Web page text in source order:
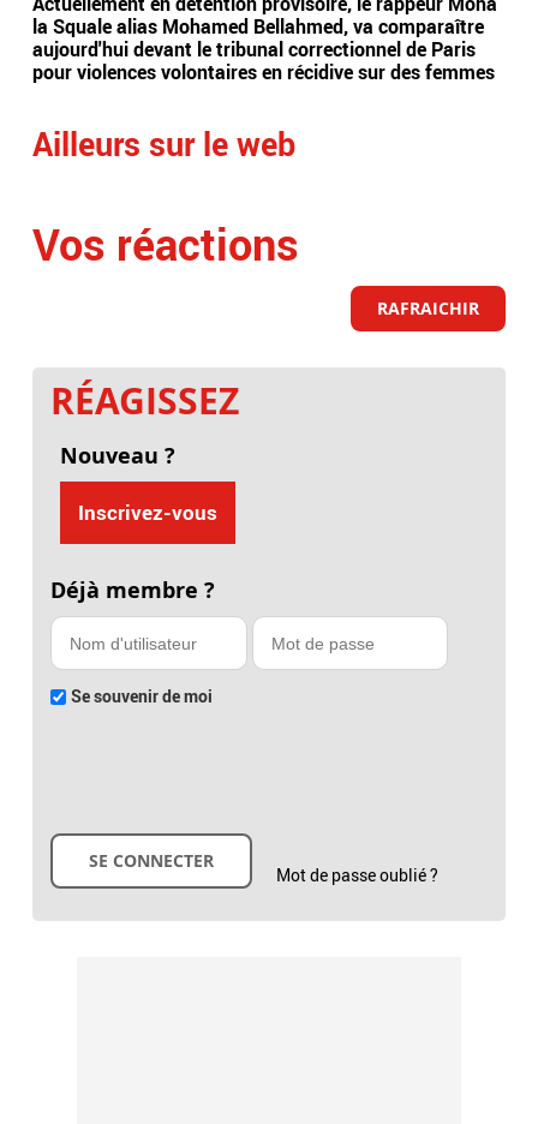
la Squale alias Mohamed Bellahmed, va comparaître
aujourd'hui devant le tribunal correctionnel de Paris
pour violences volontaires en récidive sur des femmes
Ailleurs sur le web
Vos réactions
RAFRAICHIR
RÉAGISSEZ
Nouveau ?
Inscrivez-vous
Déjà membre ?
Se souvenir de moi
Mot de passe oublié ?